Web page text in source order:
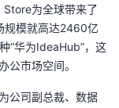
为全球带来了
规模就高达2460亿
“华为IdeaHub”，这
公市场空间。
公司副总裁、数据